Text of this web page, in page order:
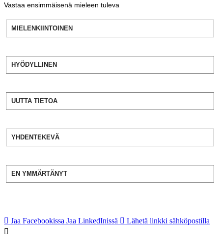
Vastaa ensimmäisenä mieleen tuleva
MIELENKIINTOINEN
HYÖDYLLINEN
UUTTA TIETOA
YHDENTEKEVÄ
EN YMMÄRTÄNYT
Jaa Facebookissa Jaa LinkedInissä Lähetä linkki sähköpostilla